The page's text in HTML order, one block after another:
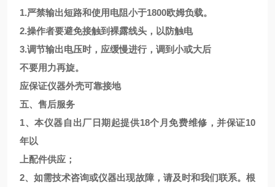
1.严禁输出短路和使用电阻小于1800欧姆负载。
2.操作者要避免接触到裸露线头，以防触电
3.调节输出电压时，应缓慢进行，调到小或大后
不要用力再旋。
应保证仪器外壳可靠接地
五、售后服务
1、本仪器自出厂日期起提供18个月免费维修，并保证10
年以
上配件供应；
2、如需技术咨询或仪器出现故障，请及时和我们联系。根